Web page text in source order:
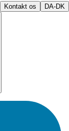
Kontakt os DA-DK